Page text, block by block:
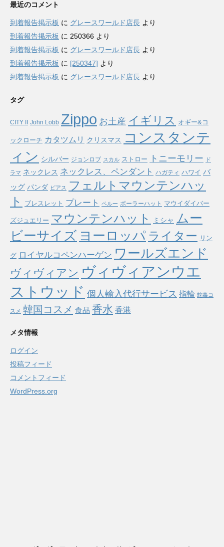
最近のコメント
到着報告掲示板 に グレースワールド店長 より
到着報告掲示板 に 250366 より
到着報告掲示板 に グレースワールド店長 より
到着報告掲示板 に [250347] より
到着報告掲示板 に グレースワールド店長 より
タグ
CITY II John Lobb Zippo お土産 イギリス オギー&コ
ックローチ カタツムリ クリスマス
コンスタンテ
ィン シルバー ジョンロブ スカル ストロー トニーモリー ド
ラマ ネックレス ネックレス、ペンダント ハガティ ハワイ バ
ッグ パンダ ピアス
フェルトマウンテンハッ
ト
ブレスレット プレート ペルー ボーラーハット マウイダイバー
ズジュエリー マウンテンハット ミシャ ムー
ビーサイズ ヨーロッパ ライター リン
グ ロイヤルコペンハーゲン ワールズエンド
ヴィヴィアン ヴィヴィアンウエ
ストウッド 個人輸入代行サービス 指輪 蛇毒コ
スメ 韓国コスメ 食品 香水 香港
メタ情報
ログイン
投稿フィード
コメントフィード
WordPress.org